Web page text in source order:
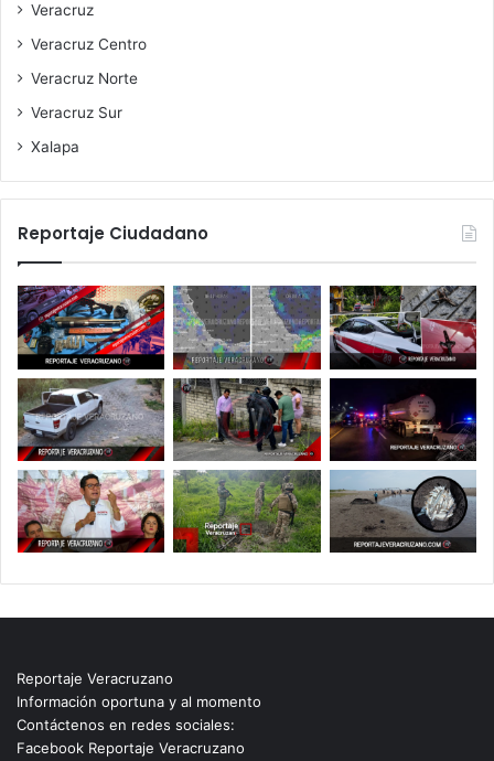
Veracruz
Veracruz Centro
Veracruz Norte
Veracruz Sur
Xalapa
Reportaje Ciudadano
Reportaje Veracruzano
Información oportuna y al momento
Contáctenos en redes sociales:
Facebook Reportaje Veracruzano